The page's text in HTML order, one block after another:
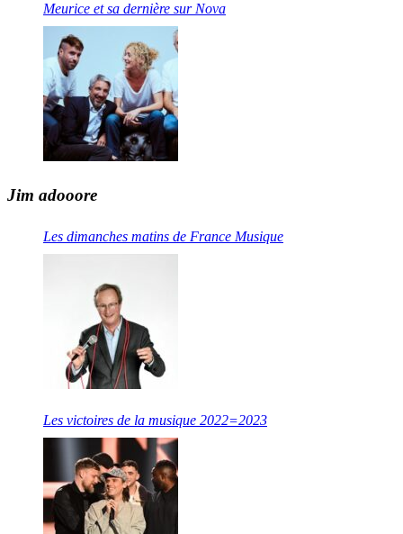
Meurice et sa dernière sur Nova
Jim adooore
Les dimanches matins de France Musique
Les victoires de la musique 2022=2023